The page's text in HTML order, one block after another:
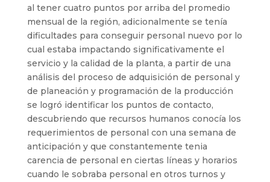
al tener cuatro puntos por arriba del promedio
mensual de la región, adicionalmente se tenía
dificultades para conseguir personal nuevo por lo
cual estaba impactando significativamente el
servicio y la calidad de la planta, a partir de una
análisis del proceso de adquisición de personal y
de planeación y programación de la producción
se logró identificar los puntos de contacto,
descubriendo que recursos humanos conocía los
requerimientos de personal con una semana de
anticipación y que constantemente tenia
carencia de personal en ciertas líneas y horarios
cuando le sobraba personal en otros turnos y